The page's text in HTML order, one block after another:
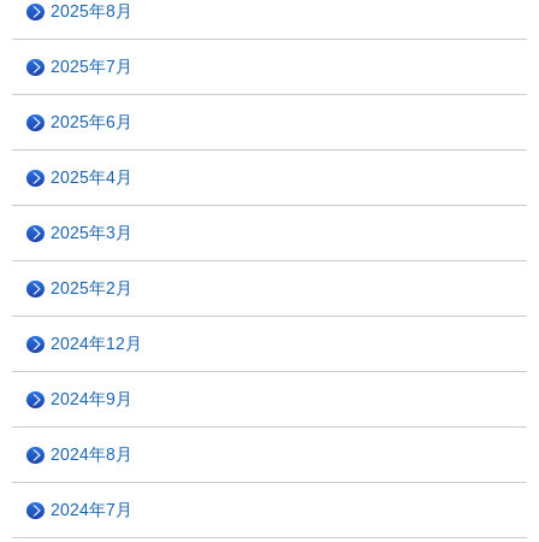
2025年8月
2025年7月
2025年6月
2025年4月
2025年3月
2025年2月
2024年12月
2024年9月
2024年8月
2024年7月